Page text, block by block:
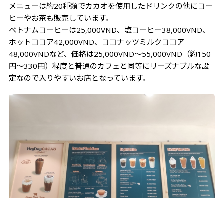
メニューは約20種類でカカオを使用したドリンクの他にコー
ヒーやお茶も販売しています。
ベトナムコーヒーは25,000VND、塩コーヒー38,000VND、
ホットココア42,000VND、ココナッツミルクココア
48,000VNDなど、価格は25,000VND～55,000VND（約150
円～330円）程度と普通のカフェと同等にリーズナブルな設
定なので入りやすいお店となっています。